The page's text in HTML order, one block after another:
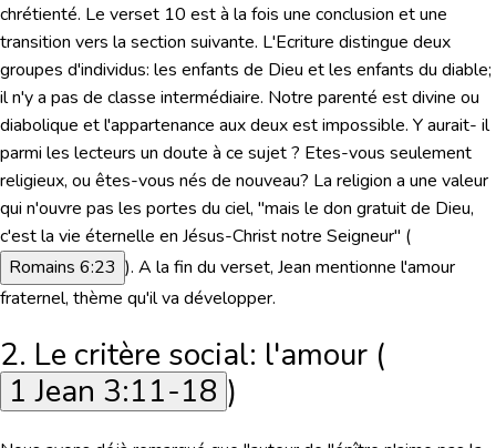
chrétienté. Le verset 10 est à la fois une conclusion et une
transition vers la section suivante. L'Ecriture distingue deux
groupes d'individus: les enfants de Dieu et les enfants du diable;
il n'y a pas de classe intermédiaire. Notre parenté est divine ou
diabolique et l'appartenance aux deux est impossible. Y aurait- il
parmi les lecteurs un doute à ce sujet ? Etes-vous seulement
religieux, ou êtes-vous nés de nouveau? La religion a une valeur
qui n'ouvre pas les portes du ciel, "mais le don gratuit de Dieu,
c'est la vie éternelle en Jésus-Christ notre Seigneur" (
Romains 6:23 ). A la fin du verset, Jean mentionne l'amour
fraternel, thème qu'il va développer.
2. Le critère social: l'amour (
1 Jean 3:11-18 )